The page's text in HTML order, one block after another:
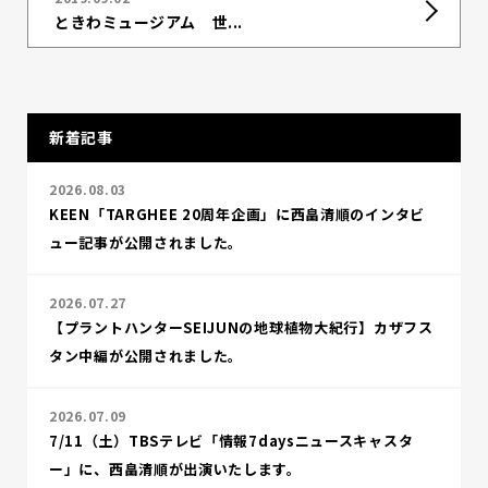
ときわミュージアム 世...
新着記事
2026.08.03
KEEN「TARGHEE 20周年企画」に西畠清順のインタビ
ュー記事が公開されました。
2026.07.27
【プラントハンターSEIJUNの地球植物大紀行】カザフス
タン中編が公開されました。
2026.07.09
7/11（土）TBSテレビ「情報7daysニュースキャスタ
ー」に、西畠清順が出演いたします。